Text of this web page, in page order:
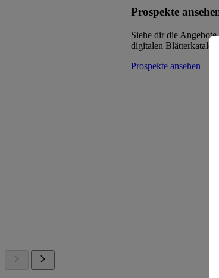
Prospekte
Siehe dir die
digitalen Blätterkatalog
Prospekte ansehen